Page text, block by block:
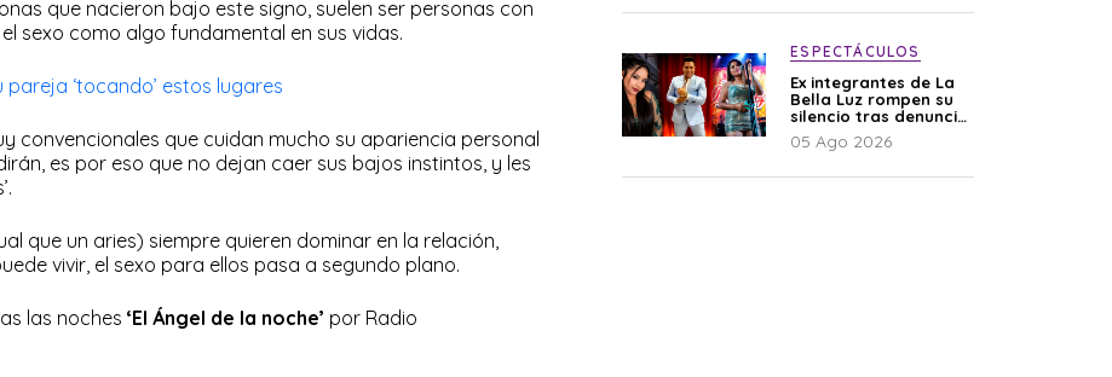
que nacieron bajo este signo, suelen ser personas con
sexo como algo fundamental en sus vidas.
‘tocando’ estos lugares
convencionales que cuidan mucho su apariencia personal
es por eso que no dejan caer sus bajos instintos, y les
que un aries) siempre quieren dominar en la relación,
vivir, el sexo para ellos pasa a segundo plano.
las noches ‘El Ángel de la noche’ por Radio
ESPECTÁCULOS
Ex integrantes de La
Bella Luz rompen su
silencio tras denuncia
de Naldy: “Todo el
mundo lo sabía”
05 Ago 2026